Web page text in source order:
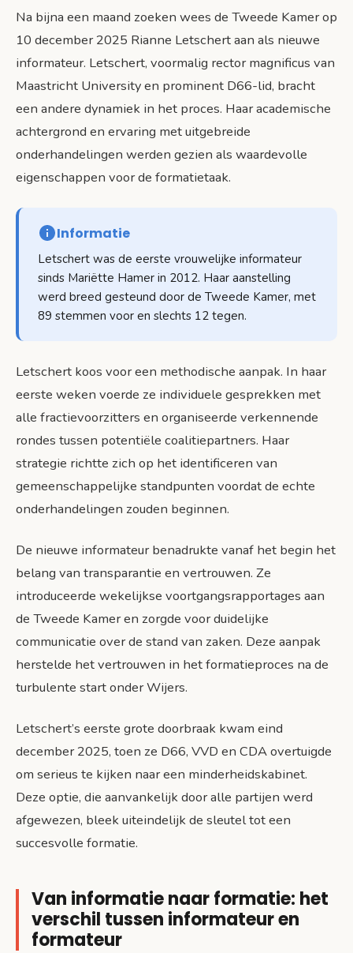
Na bijna een maand zoeken wees de Tweede Kamer op
10 december 2025 Rianne Letschert aan als nieuwe
informateur. Letschert, voormalig rector magnificus van
Maastricht University en prominent D66-lid, bracht
een andere dynamiek in het proces. Haar academische
achtergrond en ervaring met uitgebreide
onderhandelingen werden gezien als waardevolle
eigenschappen voor de formatietaak.
Informatie
Letschert was de eerste vrouwelijke informateur
sinds Mariëtte Hamer in 2012. Haar aanstelling
werd breed gesteund door de Tweede Kamer, met
89 stemmen voor en slechts 12 tegen.
Letschert koos voor een methodische aanpak. In haar
eerste weken voerde ze individuele gesprekken met
alle fractievoorzitters en organiseerde verkennende
rondes tussen potentiële coalitiepartners. Haar
strategie richtte zich op het identificeren van
gemeenschappelijke standpunten voordat de echte
onderhandelingen zouden beginnen.
De nieuwe informateur benadrukte vanaf het begin het
belang van transparantie en vertrouwen. Ze
introduceerde wekelijkse voortgangsrapportages aan
de Tweede Kamer en zorgde voor duidelijke
communicatie over de stand van zaken. Deze aanpak
herstelde het vertrouwen in het formatieproces na de
turbulente start onder Wijers.
Letschert’s eerste grote doorbraak kwam eind
december 2025, toen ze D66, VVD en CDA overtuigde
om serieus te kijken naar een minderheidskabinet.
Deze optie, die aanvankelijk door alle partijen werd
afgewezen, bleek uiteindelijk de sleutel tot een
succesvolle formatie.
Van informatie naar formatie: het
verschil tussen informateur en
formateur